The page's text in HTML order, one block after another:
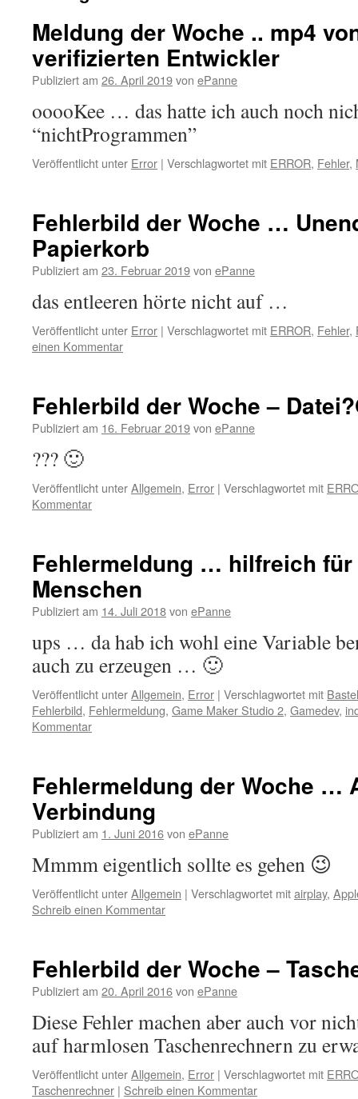
Meldung der Woche .. mp4
verifizierten Entwickler
Publiziert am 26. April 2019von ePanne
ooooKee … das hatte ich auch noch
“nichtProgrammen”
Veröffentlicht unter Error | Verschlagwortet mit ERROR, Fehler,
Fehlerbild der Woche …
Papierkorb
Publiziert am 23. Februar 2019von ePanne
das entleeren hörte nicht auf …
Veröffentlicht unter Error | Verschlagwortet mit ERROR, Fehler,
einen Kommentar
Fehlerbild der Woche –
Publiziert am 16. Februar 2019von ePanne
??? 🙂
Veröffentlicht unterAllgemein, Error | Verschlagwortet mit
Kommentar
Fehlermeldung … hilfreich
Menschen
Publiziert am 14. Juli 2018von ePanne
ups … da hab ich wohl eine Variable
auch zu erzeugen … 🙂
Veröffentlicht unterAllgemein, Error | Verschlagwortet mit
Fehlerbild, Fehlermeldung, Game Maker Studio 2, Gamedev,
Kommentar
Fehlermeldung der Woche …
Verbindung
Publiziert am 1. Juni 2016von ePanne
Mmmm eigentlich sollte es gehen 😉
Veröffentlicht unterAllgemein | Verschlagwortet mitairplay,
Schreib einen Kommentar
Fehlerbild der Woche –
Publiziert am 20. April 2016von ePanne
Diese Fehler machen aber auch vor
auf harmlosen Taschenrechnern zu
Veröffentlicht unterAllgemein, Error | Verschlagwortet mit
Taschenrechner | Schreib einen Kommentar